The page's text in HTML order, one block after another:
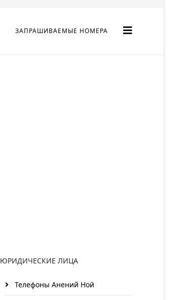
ЗАПРАШИВАЕМЫЕ НОМЕРА
ЮРИДИЧЕСКИЕ ЛИЦА
Телефоны Анений Ноӣ